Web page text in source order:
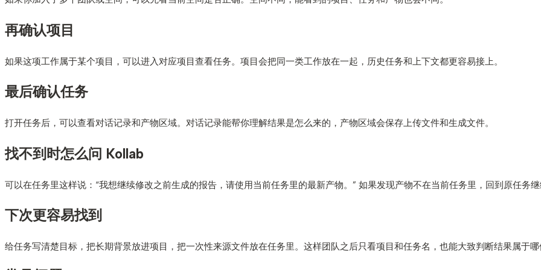
再确认项目
如果这项工作属于某个项目，可以进入对应项目查看任务。项目会把同一类工作放在一起，历史任务和上下文都更容易接上。
最后确认任务
打开任务后，可以查看对话记录和产物区域。对话记录能帮你理解结果是怎么来的，产物区域会保存上传文件和生成文件。
找不到时怎么问 Kollab
可以在任务里这样说：“我想继续修改之前生成的报告，请使用当前任务里的最新产物。” 如果发现产物不在当前任务里，回到原任务继
下次更容易找到
给任务写清楚目标，把长期背景放进项目，把一次性来源文件放在任务里。这样团队之后只看项目和任务名，也能大致判断结果属于哪